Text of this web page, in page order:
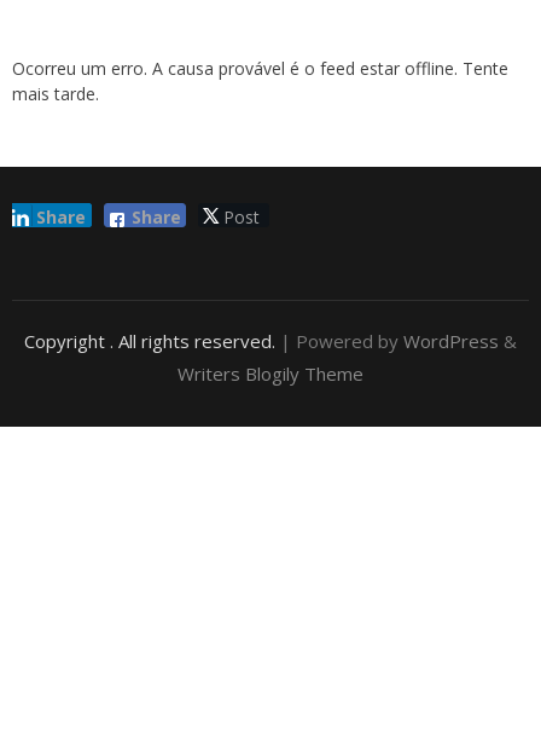
Ocorreu um erro. A causa provável é o feed estar offline. Tente
mais tarde.
Share Post
Share
Copyright . All rights reserved. | Powered by WordPress &
Writers Blogily Theme